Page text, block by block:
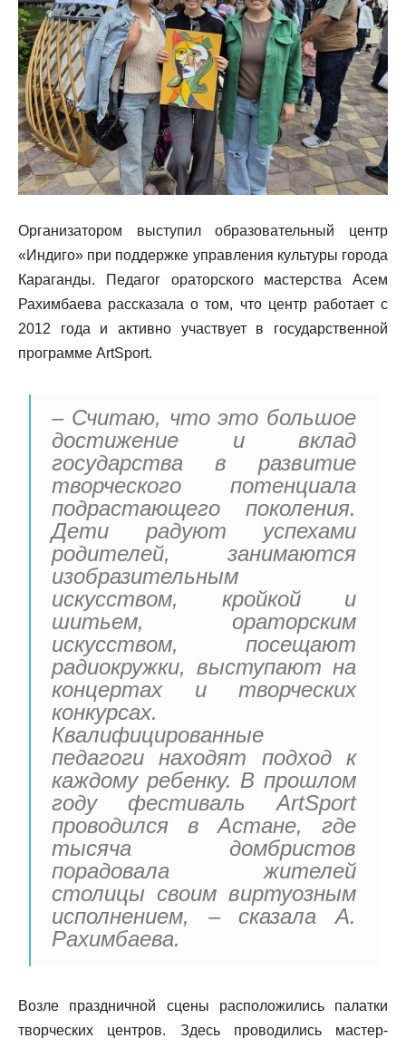
Организатором выступил образовательный центр
«Индиго» при поддержке управления культуры города
Караганды. Педагог ораторского мастерства Асем
Рахимбаева рассказала о том, что центр работает с
2012 года и активно участвует в государственной
программе ArtSport.
– Считаю, что это большое
достижение и вклад
государства в развитие
творческого потенциала
подрастающего поколения.
Дети радуют успехами
родителей, занимаются
изобразительным
искусством, кройкой и
шитьем, ораторским
искусством, посещают
радиокружки, выступают на
концертах и творческих
конкурсах.
Квалифицированные
педагоги находят подход к
каждому ребенку. В прошлом
году фестиваль ArtSport
проводился в Астане, где
тысяча домбристов
порадовала жителей
столицы своим виртуозным
исполнением, – сказала А.
Рахимбаева.
Возле праздничной сцены расположились палатки
творческих центров. Здесь проводились мастер-